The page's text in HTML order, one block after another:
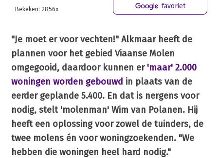
Bekeken: 2856x
favoriet
"Je moet er voor vechten!" Alkmaar heeft de
plannen voor het gebied Viaanse Molen
omgegooid, daardoor kunnen er 'maar' 2.000
woningen worden gebouwd in plaats van de
eerder geplande 5.400. En dat is nergens voor
nodig, stelt 'molenman' Wim van Polanen. Hij
heeft een oplossing voor zowel de tuinders, de
twee molens én voor woningzoekenden. "We
hebben die woningen heel hard nodig."